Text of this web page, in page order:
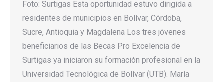
Foto: Surtigas Esta oportunidad estuvo dirigida a
residentes de municipios en Bolívar, Córdoba,
Sucre, Antioquia y Magdalena Los tres jóvenes
beneficiarios de las Becas Pro Excelencia de
Surtigas ya iniciaron su formación profesional en la
Universidad Tecnológica de Bolívar (UTB). María